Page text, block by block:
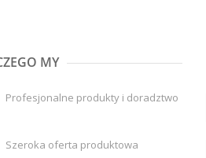
MY
Profesjonalne produkty i doradztwo
Szeroka oferta produktowa